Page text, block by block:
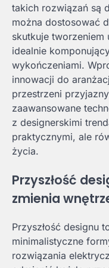
takich rozwiązań są
można dostosować
skutkuje tworzeniem
idealnie
wykończeniami.
innowacji do
przestrzeni
zaawansowane
z designerskimi
praktycznymi, ale
życia.
Przyszłość
zmienia
Przyszłość designu
minimalistyczne
rozwiązania